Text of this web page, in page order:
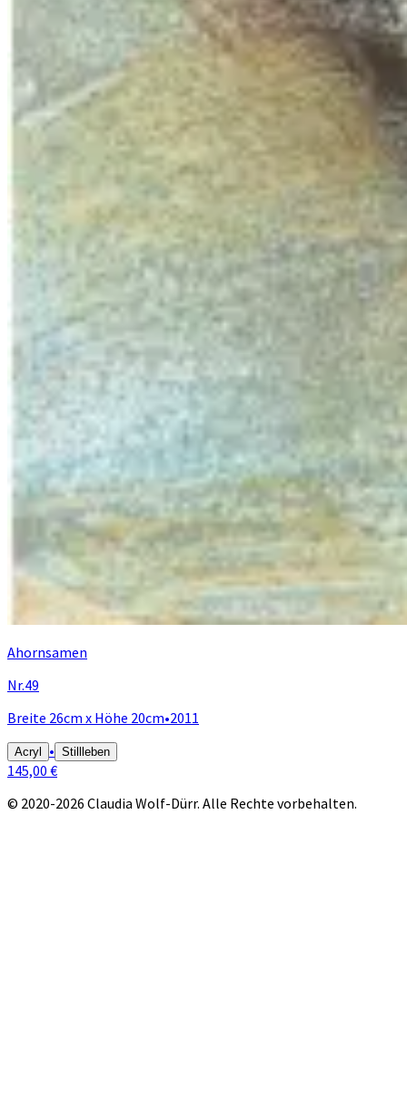
Ahornsamen
Nr.49
Breite 26cm x Höhe 20cm•2011
Acryl • Stillleben
145,00 €
© 2020-2026 Claudia Wolf-Dürr. Alle Rechte vorbehalten.